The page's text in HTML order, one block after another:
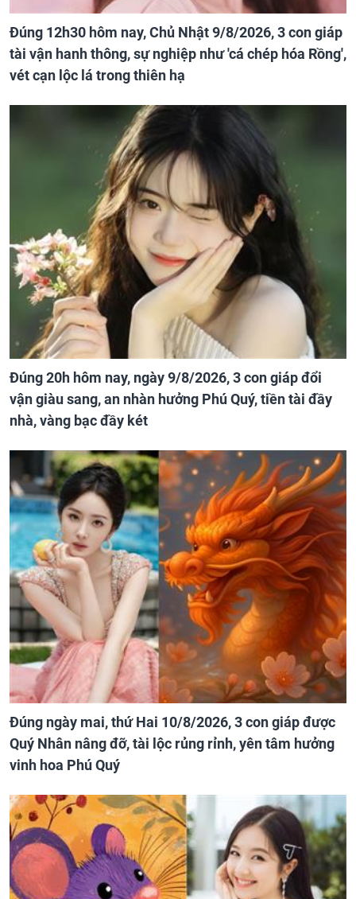
Đúng 12h30 hôm nay, Chủ Nhật 9/8/2026, 3 con giáp
tài vận hanh thông, sự nghiệp như 'cá chép hóa Rồng',
vét cạn lộc lá trong thiên hạ
Đúng 20h hôm nay, ngày 9/8/2026, 3 con giáp đổi
vận giàu sang, an nhàn hưởng Phú Quý, tiền tài đầy
nhà, vàng bạc đầy két
Đúng ngày mai, thứ Hai 10/8/2026, 3 con giáp được
Quý Nhân nâng đỡ, tài lộc rủng rỉnh, yên tâm hưởng
vinh hoa Phú Quý